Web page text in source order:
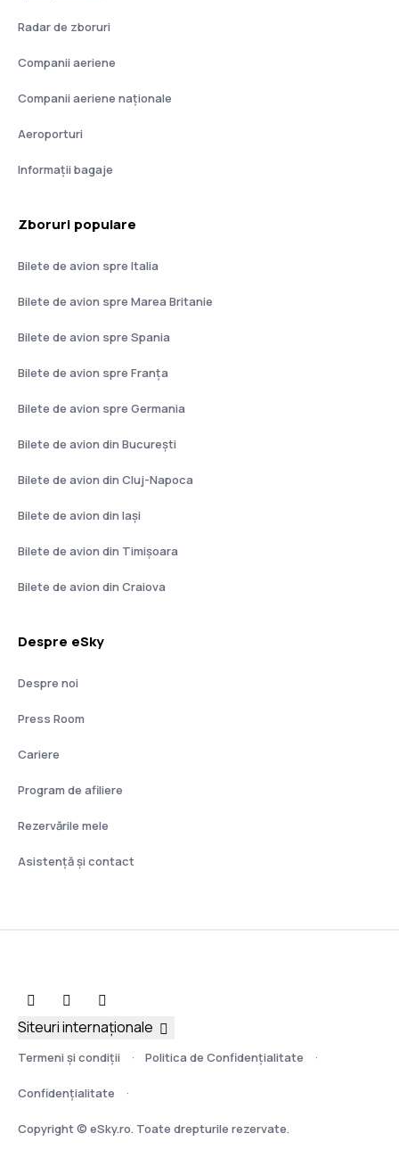
Radar de zboruri
Companii aeriene
Companii aeriene naţionale
Aeroporturi
Informații bagaje
Zboruri populare
Bilete de avion spre Italia
Bilete de avion spre Marea Britanie
Bilete de avion spre Spania
Bilete de avion spre Franţa
Bilete de avion spre Germania
Bilete de avion din București
Bilete de avion din Cluj-Napoca
Bilete de avion din Iași
Bilete de avion din Timișoara
Bilete de avion din Craiova
Despre eSky
Despre noi
Press Room
Cariere
Program de afiliere
Rezervările mele
Asistenţă şi contact
Termeni şi condiţii Politica de Confidențialitate
Confidențialitate
Copyright © eSky.ro. Toate drepturile rezervate.
Siteuri internaționale